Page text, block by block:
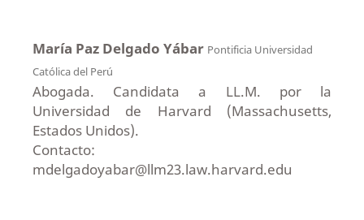
María Paz Delgado Yábar Pontificia Universidad
Católica del Perú
Abogada. Candidata a LL.M. por la
Universidad de Harvard (Massachusetts,
Estados Unidos).
Contacto:
mdelgadoyabar@llm23.law.harvard.edu